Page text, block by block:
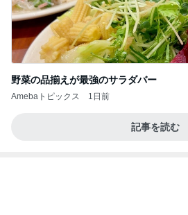
野菜の品揃えが最強のサラダバー
Amebaトピックス 1日前
記事を読む